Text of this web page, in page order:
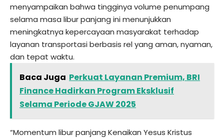
menyampaikan bahwa tingginya volume penumpang
selama masa libur panjang ini menunjukkan
meningkatnya kepercayaan masyarakat terhadap
layanan transportasi berbasis rel yang aman, nyaman,
dan tepat waktu.
Baca Juga Perkuat Layanan Premium, BRI
Finance Hadirkan Program Eksklusif
Selama Periode GJAW 2025
“Momentum libur panjang Kenaikan Yesus Kristus